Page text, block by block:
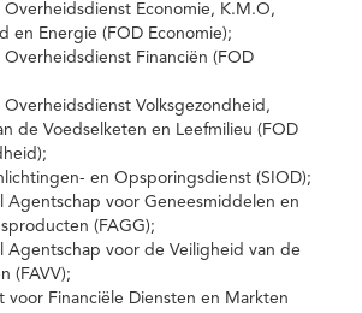
Economie, K.M.O,
en Energie (FOD Economie);
Financiën (FOD
Volksgezondheid,
de Voedselketen en Leefmilieu (FOD
en Opsporingsdienst (SIOD);
Agentschap voor Geneesmiddelen en
(FAGG);
Agentschap voor de Veiligheid van de
(FAVV);
voor Financiële Diensten en Markten